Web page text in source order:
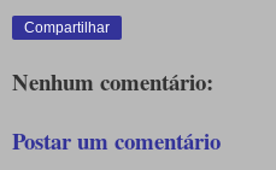
Compartilhar
Nenhum comentário:
Postar um comentário